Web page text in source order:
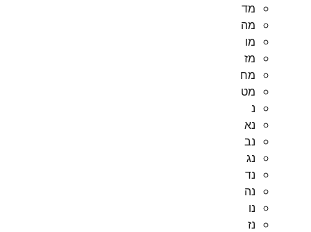
מד
מה
מו
מז
מח
מט
נ
נא
נב
נג
נד
נה
נו
נז